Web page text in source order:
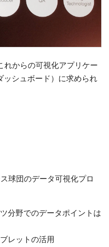
からの可視化アプリケー
ッシュボード）に求められ
球団のデータ可視化プロ
分野でのデータポイントは
レットの活用